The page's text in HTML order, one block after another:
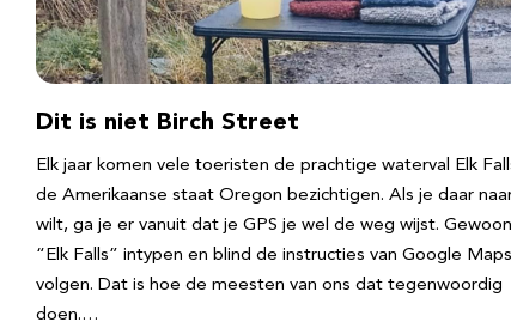
Dit is niet Birch Street
Elk jaar komen vele toeristen de prachtige waterval Elk
de Amerikaanse staat Oregon bezichtigen. Als je daar
wilt, ga je er vanuit dat je GPS je wel de weg wijst. Gewoon
“Elk Falls” intypen en blind de instructies van Google Maps
volgen. Dat is hoe de meesten van ons dat tegenwoordig
doen.…